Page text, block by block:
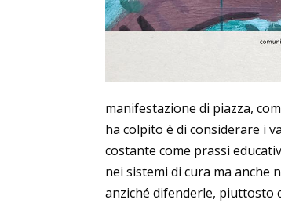
manifestazione di piazza,
ha colpito è di considerare i
costante come prassi
nei sistemi di cura ma anche
anziché difenderle, piuttosto